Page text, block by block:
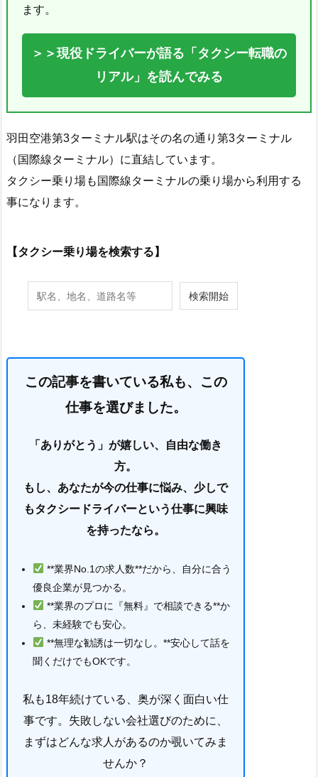
ます。
＞＞現役ドライバーが語る「タクシー転職の
リアル」を読んでみる
羽田空港第3ターミナル駅はその名の通り第3ターミナル
（国際線ターミナル）に直結しています。
タクシー乗り場も国際線ターミナルの乗り場から利用する
事になります。
【タクシー乗り場を検索する】
この記事を書いている私も、この
仕事を選びました。
「ありがとう」が嬉しい、自由な働き
方。
もし、あなたが今の仕事に悩み、少しで
もタクシードライバーという仕事に興味
を持ったなら。
**業界No.1の求人数**だから、自分に合う
優良企業が見つかる。
**業界のプロに『無料』で相談できる**か
ら、未経験でも安心。
**無理な勧誘は一切なし。**安心して話を
聞くだけでもOKです。
私も18年続けている、奥が深く面白い仕
事です。失敗しない会社選びのために、
まずはどんな求人があるのか覗いてみま
せんか？